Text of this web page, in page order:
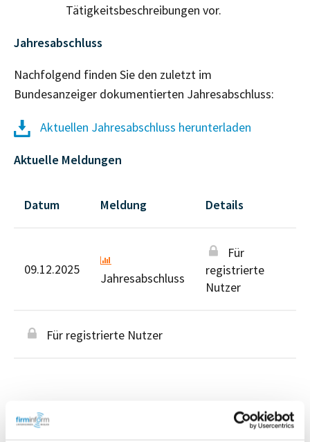
Tätigkeitsbeschreibungen vor.
Jahresabschluss
Nachfolgend finden Sie den zuletzt im
Bundesanzeiger dokumentierten Jahresabschluss:
Aktuellen Jahresabschluss herunterladen
Aktuelle Meldungen
Datum Meldung Details
09.12.2025
Jahresabschluss
Für
registrierte
Nutzer
Für registrierte Nutzer